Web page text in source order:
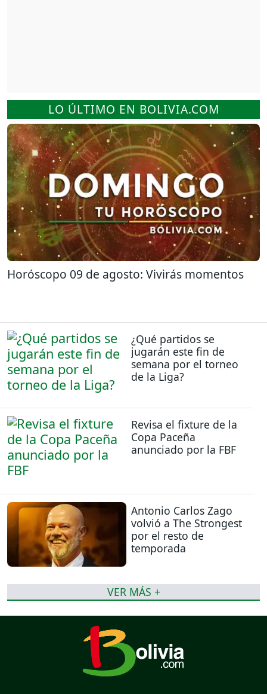
LO ÚLTIMO EN BOLIVIA.COM
Horóscopo 09 de agosto: Vivirás momentos
¿Qué partidos se
jugarán este fin de
semana por el torneo
de la Liga?
Revisa el fixture de la
Copa Paceña
anunciado por la FBF
Antonio Carlos Zago
volvió a The Strongest
por el resto de
temporada
VER MÁS +